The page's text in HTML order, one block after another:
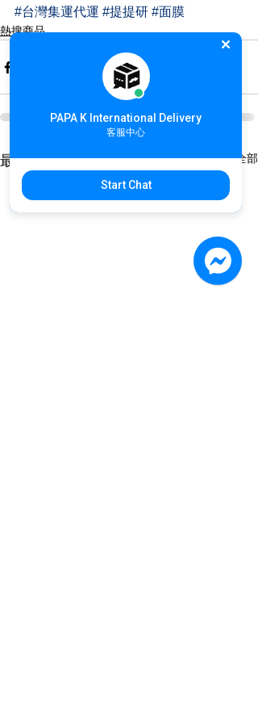
#台灣集運代運 #提提研 #面膜
熱搜商品
最新文章 查看全部
PAPA K International Delivery
客服中心
Start Chat